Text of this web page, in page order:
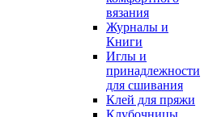
вязания
Журналы и
Книги
Иглы и
принадлежности
для сшивания
Клей для пряжи
Клубочницы